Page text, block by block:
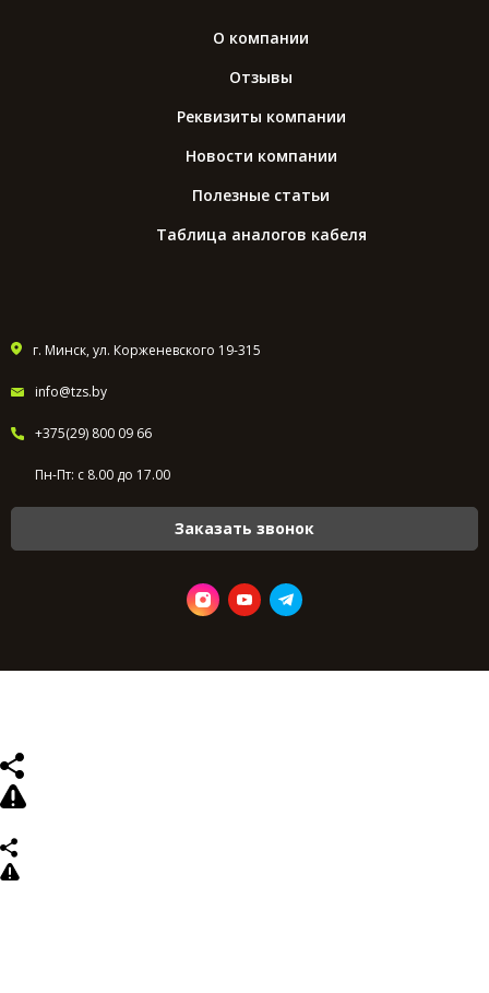
О компании
Отзывы
Реквизиты компании
Новости компании
Полезные статьи
Таблица аналогов кабеля
г. Минск, ул. Корженевского 19-315
info@tzs.by
+375(29) 800 09 66
Пн-Пт: с 8.00 до 17.00
Заказать звонок